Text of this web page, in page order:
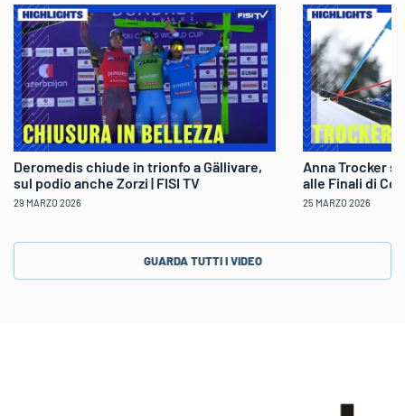
Deromedis chiude in trionfo a Gällivare,
sul podio anche Zorzi | FISI TV
29 MARZO 2026
Anna Trocker
alle Finali di
25 MARZO 2026
GUARDA TUTTI I VIDEO